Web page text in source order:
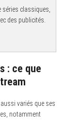
séries classiques,
des publicités.
: ce que
variés que ses
notamment